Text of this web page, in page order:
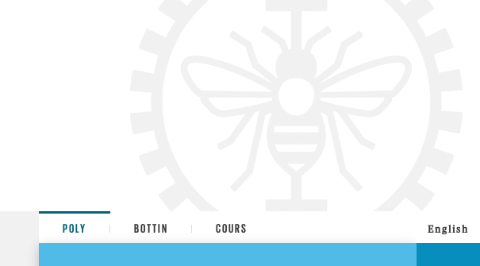
POLY BOTTIN COURS English